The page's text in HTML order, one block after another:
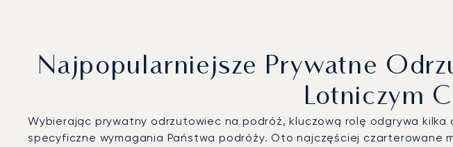
Najpopularniejsze Prywatne
Lotniczym
Wybierając prywatny odrzutowiec na podróż, kluczową rolę odgrywa
specyficzne wymagania Państwa podróży. Oto najczęściej czarterowane